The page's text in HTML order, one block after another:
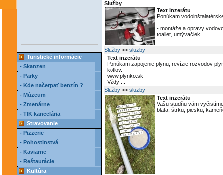
Turistické informácie
- Skanzen
- Parky
- Kde načerpať benzín ?
- Múzeum
- Zmenárne
- TIK kancelária
Stravovanie
- Pizzerie
- Pohostinstvá
- Kaviarne
- Reštaurácie
Kultúra
Služby
Text inzerátu
Ponúkam
- montáže a opravy
toaliet, umývačiek ...
Služby >> sluzby
Text inzerátu
Ponúkam zapojenie plynu, revízie rozvodov
kotlov.
www.plynko.sk
Vždy ...
Služby >> sluzby
Text inzerátu
Vašu studňu vám
blata, štrku, piesku,